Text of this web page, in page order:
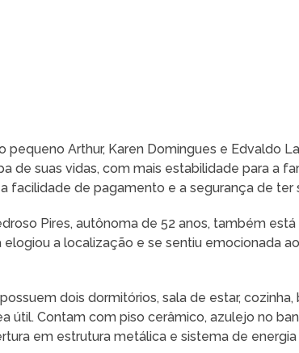
pequeno Arthur, Karen Domingues e Edvaldo
de suas vidas, com mais estabilidade para a
facilidade de pagamento e a segurança de ter
Pires, autônoma de 52 anos, também
elogiou a localização e se sentiu emocionada
dois dormitórios, sala de estar,
útil. Contam com piso cerâmico, azulejo no
em estrutura metálica e sistema de